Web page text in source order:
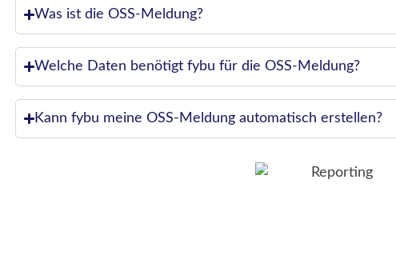
Was ist die OSS-Meldung?
Welche Daten benötigt fybu für die OSS-Meldung?
Kann fybu meine OSS-Meldung automatisch erstellen?